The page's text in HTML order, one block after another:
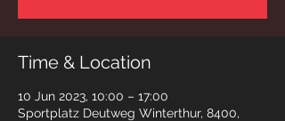
Time & Location
10 Jun 2023, 10:00 – 17:00
Sportplatz Deutweg Winterthur, 8400,